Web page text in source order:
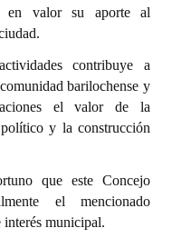
en valor su aporte al
contribuye a
barilochense y
el valor de la
y la construcción
que este Concejo
el mencionado
interés municipal.